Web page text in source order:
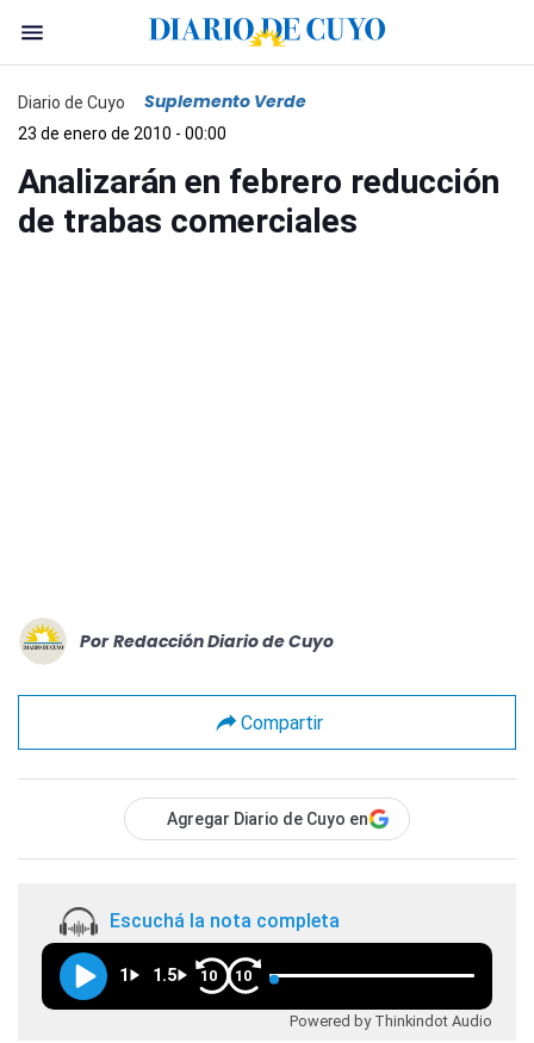
Diario de Cuyo Suplemento Verde
23 de enero de 2010 - 00:00
Analizarán en febrero reducción
de trabas comerciales
Por Redacción Diario de Cuyo
Compartir
Agregar Diario de Cuyo en
Escuchá la nota completa
1 1.5 10 10
Powered by Thinkindot Audio